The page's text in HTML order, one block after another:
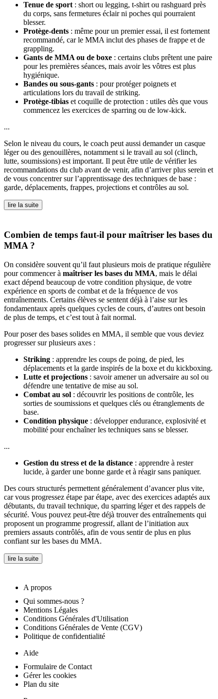
Tenue de sport : short ou legging, t-shirt ou rashguard près
du corps, sans fermetures éclair ni poches qui pourraient
blesser.
Protège-dents : même pour un premier essai, il est fortement
recommandé, car le MMA inclut des phases de frappe et de
grappling.
Gants de MMA ou de boxe : certains clubs prêtent une paire
pour les premières séances, mais avoir les vôtres est plus
hygiénique.
Bandes ou sous-gants : pour protéger poignets et
articulations lors du travail de striking.
Protège-tibias et coquille de protection : utiles dès que vous
commencez les exercices de sparring ou de low-kick.
...
Selon le niveau du cours, le coach peut aussi demander un casque
léger ou des genouillères, notamment si le travail au sol (clinch,
lutte, soumissions) est important. Il peut être utile de vérifier les
recommandations du club avant de venir, afin d’arriver plus serein et
de vous concentrer sur l’apprentissage des techniques de base :
garde, déplacements, frappes, projections et contrôles au sol.
lire la suite
Combien de temps faut-il pour maîtriser les bases du
MMA ?
On considère souvent qu’il faut plusieurs mois de pratique régulière
pour commencer à maîtriser les bases du MMA, mais le délai
exact dépend beaucoup de votre condition physique, de votre
expérience en sports de combat et de la fréquence de vos
entraînements. Certains élèves se sentent déjà à l’aise sur les
fondamentaux après quelques cycles de cours, d’autres ont besoin
de plus de temps, et c’est tout à fait normal.
Pour poser des bases solides en MMA, il semble que vous deviez
progresser sur plusieurs axes :
Striking : apprendre les coups de poing, de pied, les
déplacements et la garde inspirés de la boxe et du kickboxing.
Lutte et projections : savoir amener un adversaire au sol ou
défendre une tentative de mise au sol.
Combat au sol : découvrir les positions de contrôle, les
sorties de soumissions et quelques clés ou étranglements de
base.
Condition physique : développer endurance, explosivité et
mobilité pour enchaîner les techniques sans se blesser.
...
Gestion du stress et de la distance : apprendre à rester
lucide, à garder une bonne garde et à réagir sans paniquer.
Des cours structurés permettent généralement d’avancer plus vite,
car vous progressez étape par étape, avec des exercices adaptés aux
débutants, du travail technique, du sparring léger et des rappels de
sécurité. Vous pouvez peut-être déjà trouver des entraînements qui
proposent un programme progressif, allant de l’initiation aux
premiers assauts contrôlés, afin de vous sentir de plus en plus
confiant sur les bases du MMA.
lire la suite
A propos
Qui sommes-nous ?
Mentions Légales
Conditions Générales d'Utilisation
Conditions Générales de Vente (CGV)
Politique de confidentialité
Aide
Formulaire de Contact
Gérer les cookies
Plan du site